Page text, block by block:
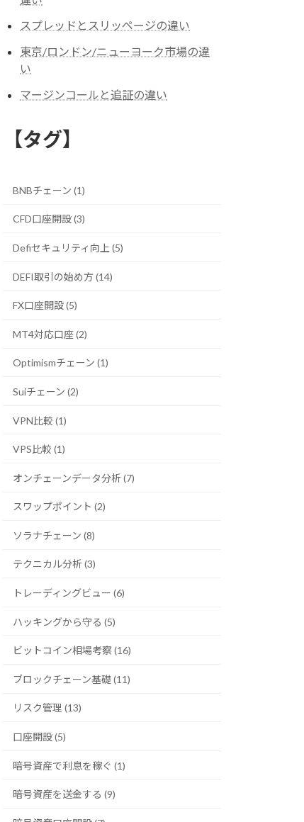
スプレッドとスリッページの違い
東京/ロンドン/ニューヨーク市場の違
い
マージンコールと追証の違い
【タグ】
BNBチェーン (1)
CFD口座開設 (3)
Defiセキュリティ向上 (5)
DEFI取引の始め方 (14)
FX口座開設 (5)
MT4対応口座 (2)
Optimismチェーン (1)
Suiチェーン (2)
VPN比較 (1)
VPS比較 (1)
オンチェーンデータ分析 (7)
スワップポイント (2)
ソラナチェーン (8)
テクニカル分析 (3)
トレーディングビュー (6)
ハッキングから守る (5)
ビットコイン相場考察 (16)
ブロックチェーン基礎 (11)
リスク管理 (13)
口座開設 (5)
暗号資産で利息を稼ぐ (1)
暗号資産を送金する (9)